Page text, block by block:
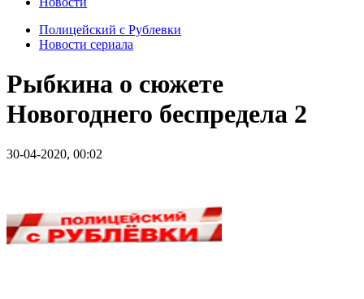
Полицейский с Рублевки
Новости сериала
Рыбкина о сюжете
Новогоднего беспредела 2
30-04-2020, 00:02